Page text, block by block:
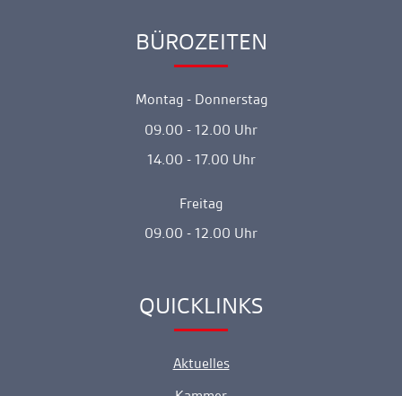
Ankerlink
BÜROZEITEN
Montag - Donnerstag
09.00 - 12.00 Uhr
14.00 - 17.00 Uhr
Freitag
09.00 - 12.00 Uhr
Ankerlink
QUICKLINKS
Aktuelles